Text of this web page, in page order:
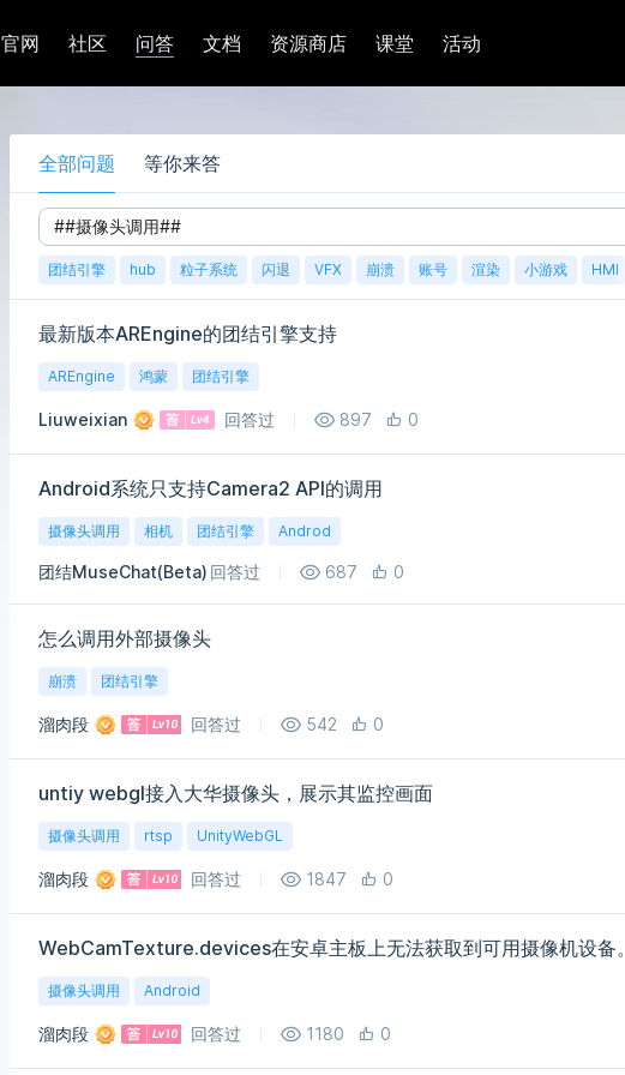
官网 社区 问答 文档 资源商店 课堂 活动
全部问题 等你来答
团结引擎 hub 粒子系统 闪退 VFX 崩溃 账号 渲染 小游戏 HMI
最新版本AREngine的团结引擎支持
AREngine 鸿蒙 团结引擎
Liuweixian 回答过 897 0
Android系统只支持Camera2 API的调用
摄像头调用 相机 团结引擎 Androd
团结MuseChat(Beta) 回答过 687 0
怎么调用外部摄像头
崩溃 团结引擎
溜肉段 回答过 542 0
untiy webgl接入大华摄像头，展示其监控画面
摄像头调用 rtsp UnityWebGL
溜肉段 回答过 1847 0
WebCamTexture.devices在安卓主板上无法获取到可用摄像机设备。
摄像头调用 Android
溜肉段 回答过 1180 0